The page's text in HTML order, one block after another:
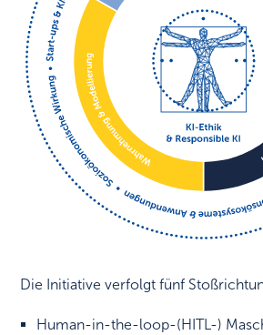
Die Initiative verfolgt fünf
Human-in-the-loop-(HITL-)